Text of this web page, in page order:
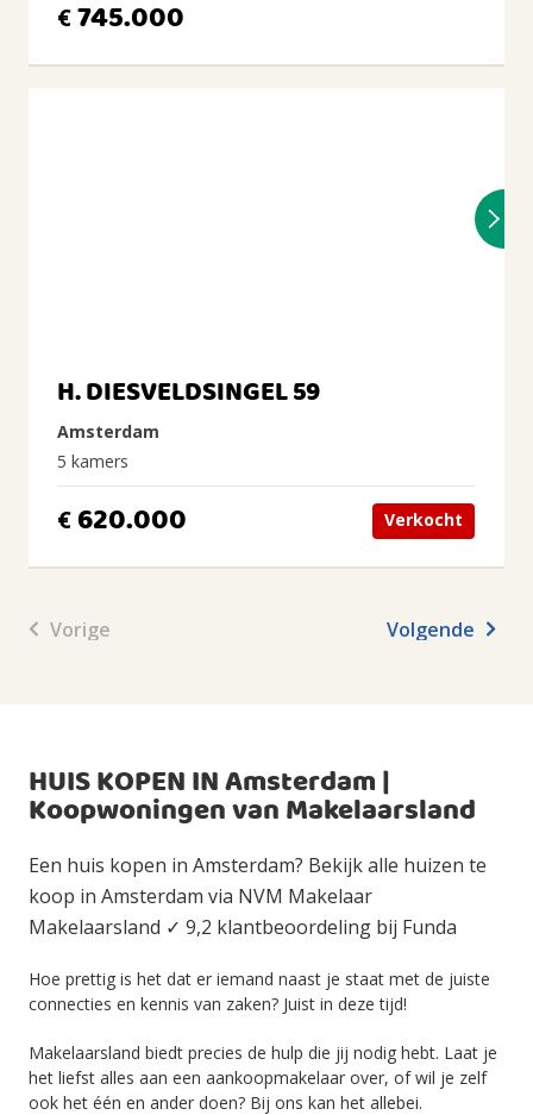
€745.000
H. DIESVELDSINGEL 59
Amsterdam
5 kamers
€620.000 Verkocht
Vorige Volgende
HUIS KOPEN IN Amsterdam |
Koopwoningen van Makelaarsland
Een huis kopen in Amsterdam? Bekijk alle huizen te
koop in Amsterdam via NVM Makelaar
Makelaarsland ✓ 9,2 klantbeoordeling bij Funda
Hoe prettig is het dat er iemand naast je staat met de juiste
connecties en kennis van zaken? Juist in deze tijd!
Makelaarsland biedt precies de hulp die jij nodig hebt. Laat je
het liefst alles aan een aankoopmakelaar over, of wil je zelf
ook het één en ander doen? Bij ons kan het allebei.